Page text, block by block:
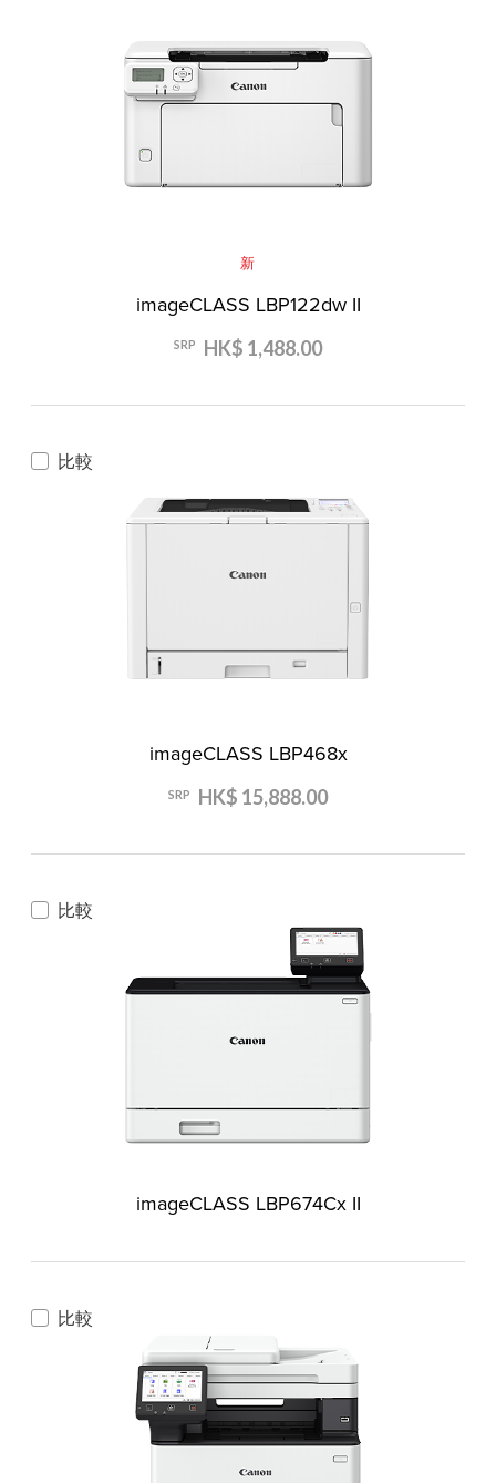
新
imageCLASS LBP122dw II
SRP HK$ 1,488.00
比較
imageCLASS LBP468x
SRP HK$ 15,888.00
比較
imageCLASS LBP674Cx II
比較